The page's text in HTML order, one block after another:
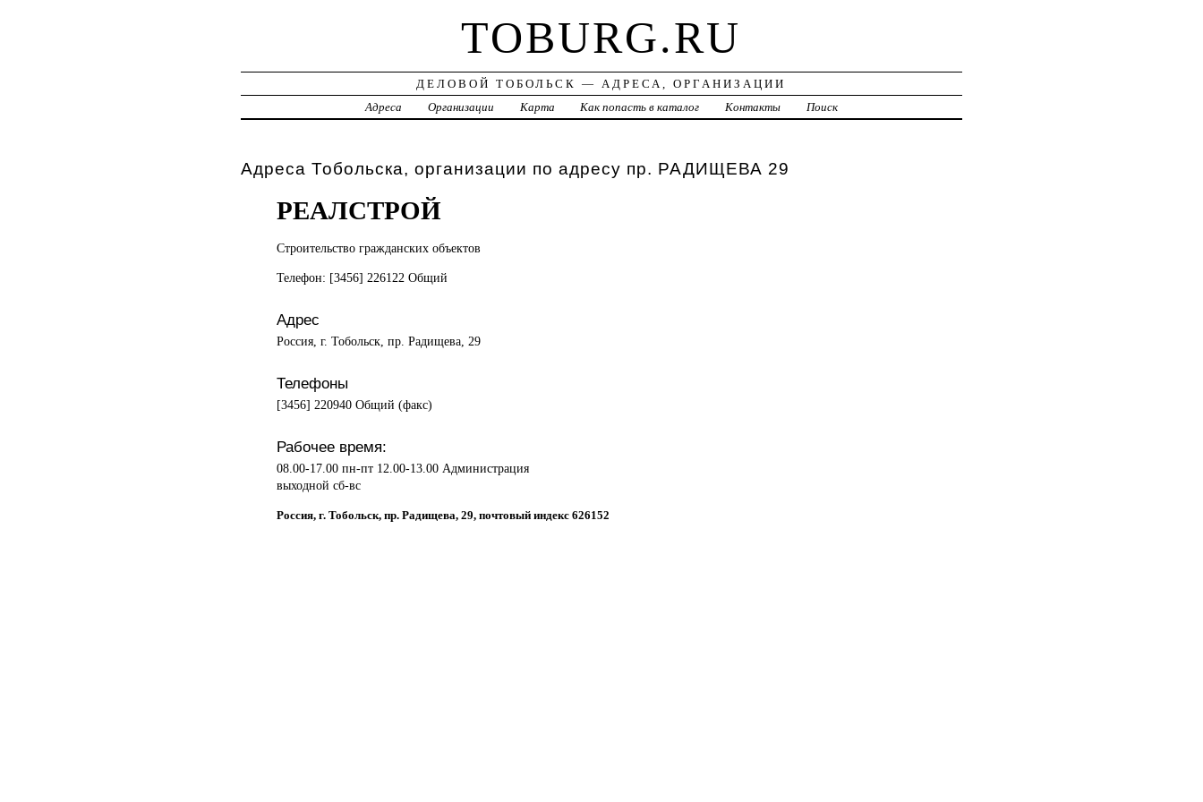
TOBURG.RU
ДЕЛОВОЙ ТОБОЛЬСК — АДРЕСА, ОРГАНИЗАЦИИ
Адреса
Организации Карта Как попасть в каталог Контакты Поиск
Адреса Тобольска, организации по адресу пр. РАДИЩЕВА 29
РЕАЛСТРОЙ
Строительство гражданских объектов
Телефон: [3456] 226122 Общий
Адрес
Россия, г. Тобольск, пр. Радищева, 29
Телефоны
[3456] 220940 Общий (факс)
Рабочее время:
08.00-17.00 пн-пт 12.00-13.00 Администрация
выходной сб-вс
Россия, г. Тобольск, пр. Радищева, 29, почтовый индекс 626152